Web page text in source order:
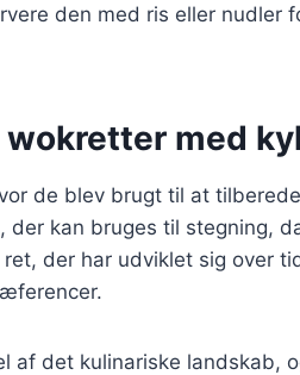
den med ris eller nudler
med
de blev brugt til at
der kan bruges til stegning,
der har udviklet sig over
af det kulinariske landskab,